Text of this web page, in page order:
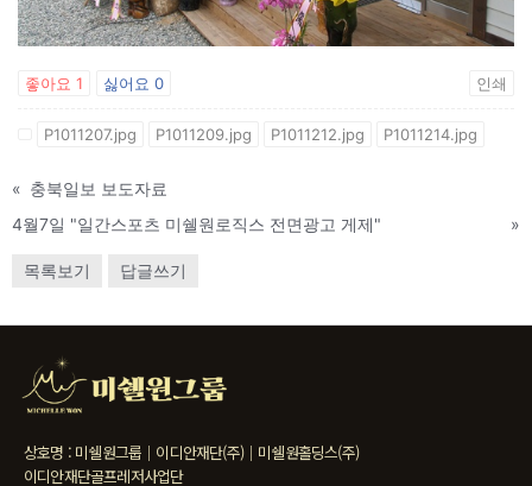
좋아요 1 싫어요 0 인쇄
P1011207.jpg P1011209.jpg P1011212.jpg P1011214.jpg
« 충북일보 보도자료
4월7일 "일간스포츠 미쉘원로직스 전면광고 게제"
»
목록보기 답글쓰기
상호명 : 미쉘원그룹｜이디안재단(주)｜미쉘원홀딩스(주)
이디안재단골프레저사업단